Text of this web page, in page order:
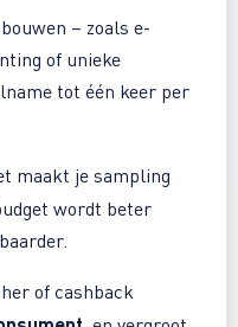
– zoals e-
of unieke
tot één keer per
maakt je sampling
wordt beter
of cashback